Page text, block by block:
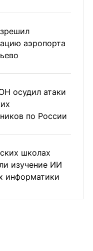
аэропорта
осудил атаки
по России
школах
изучение ИИ
информатики